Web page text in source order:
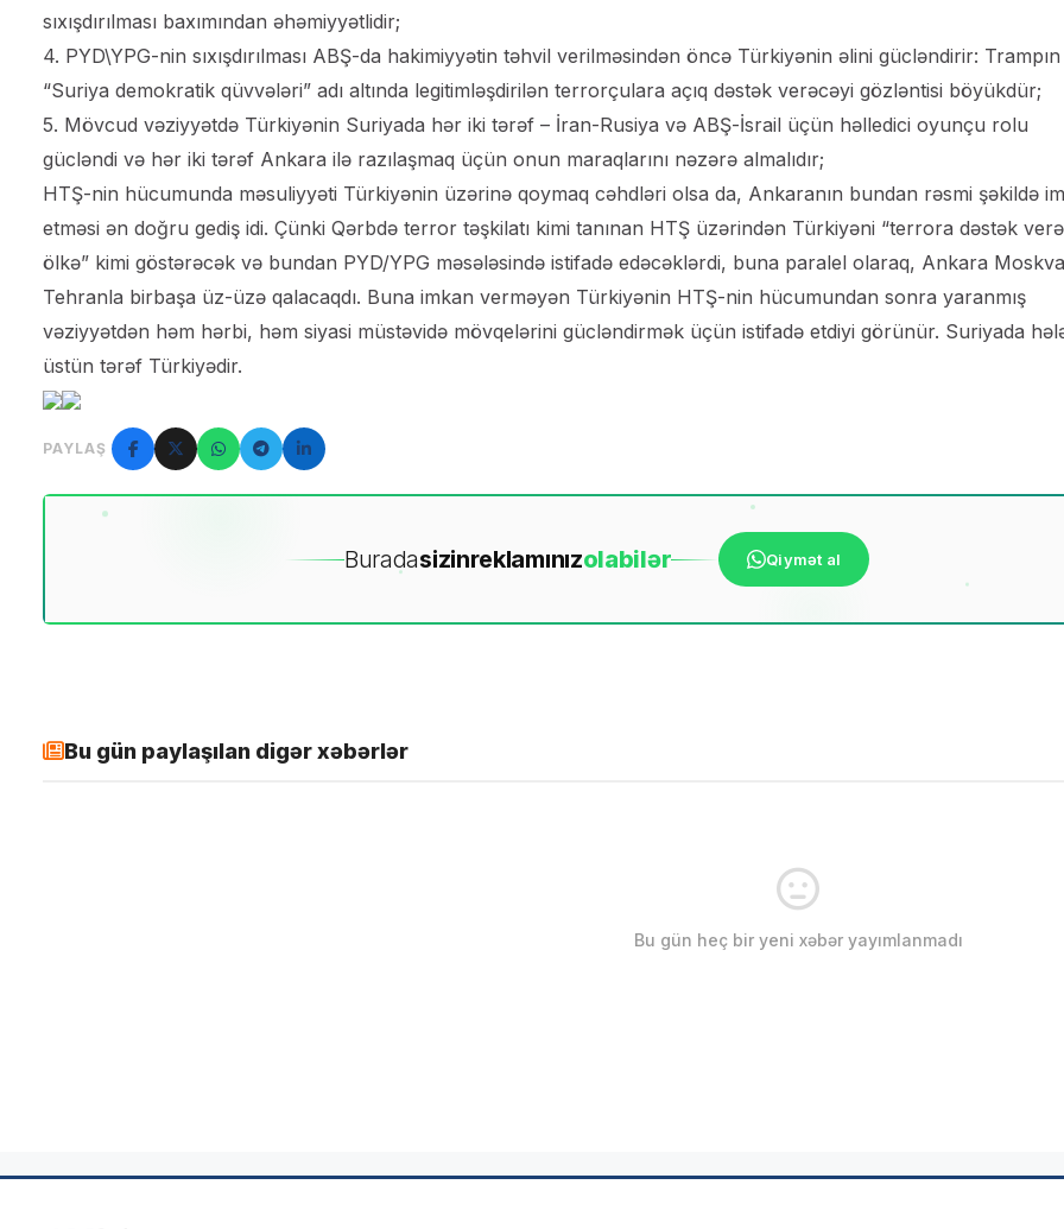
sıxışdırılması baxımından əhəmiyyətlidir;
4. PYD\YPG-nin sıxışdırılması ABŞ-da hakimiyyətin təhvil verilməsindən öncə Türkiyənin əlini gücləndirir: Trampın
“Suriya demokratik qüvvələri” adı altında legitimləşdirilən terrorçulara açıq dəstək verəcəyi gözləntisi böyükdür;
5. Mövcud vəziyyətdə Türkiyənin Suriyada hər iki tərəf – İran-Rusiya və ABŞ-İsrail üçün həlledici oyunçu rolu
gücləndi və hər iki tərəf Ankara ilə razılaşmaq üçün onun maraqlarını nəzərə almalıdır;
HTŞ-nin hücumunda məsuliyyəti Türkiyənin üzərinə qoymaq cəhdləri olsa da, Ankaranın bundan rəsmi şəkildə
etməsi ən doğru gediş idi. Çünki Qərbdə terror təşkilatı kimi tanınan HTŞ üzərindən Türkiyəni “terrora dəstək
ölkə” kimi göstərəcək və bundan PYD/YPG məsələsində istifadə edəcəklərdi, buna paralel olaraq, Ankara
Tehranla birbaşa üz-üzə qalacaqdı. Buna imkan verməyən Türkiyənin HTŞ-nin hücumundan sonra yaranmış
vəziyyətdən həm hərbi, həm siyasi müstəvidə mövqelərini gücləndirmək üçün istifadə etdiyi görünür. Suriyada
üstün tərəf Türkiyədir.
PAYLAŞ
Buradasizinreklamınızolabilər Qiymət al
Bu gün paylaşılan digər xəbərlər
Bu gün heç bir yeni xəbər yayımlanmadı